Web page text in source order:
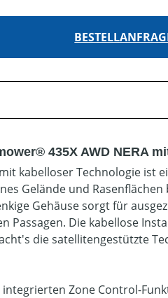
435X AWD NERA
kabelloser Technologie
Gelände und
Gehäuse sorgt für
Passagen. Die kabellose
die satellitengestützte
Zone Control-